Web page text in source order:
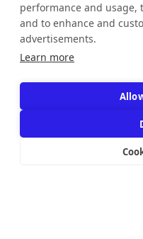
Mikilvægar
performance and usage,
and to enhance and
advertisements.
Learn more